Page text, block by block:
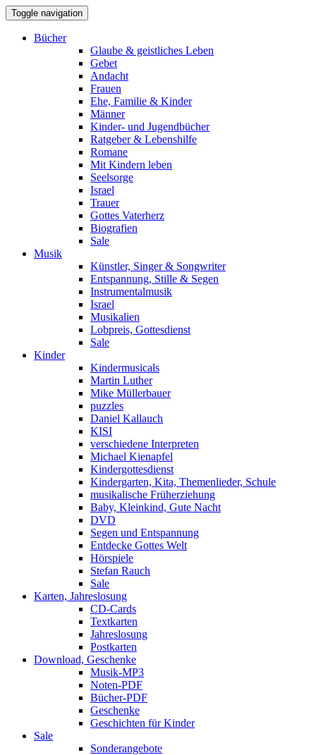
Toggle navigation
Bücher
Glaube & geistliches Leben
Gebet
Andacht
Frauen
Ehe, Familie & Kinder
Männer
Kinder- und Jugendbücher
Ratgeber & Lebenshilfe
Romane
Mit Kindern leben
Seelsorge
Israel
Trauer
Gottes Vaterherz
Biografien
Sale
Musik
Künstler, Singer & Songwriter
Entspannung, Stille & Segen
Instrumentalmusik
Israel
Musikalien
Lobpreis, Gottesdienst
Sale
Kinder
Kindermusicals
Martin Luther
Mike Müllerbauer
puzzles
Daniel Kallauch
KISI
verschiedene Interpreten
Michael Kienapfel
Kindergottesdienst
Kindergarten, Kita, Themenlieder, Schule
musikalische Früherziehung
Baby, Kleinkind, Gute Nacht
DVD
Segen und Entspannung
Entdecke Gottes Welt
Hörspiele
Stefan Rauch
Sale
Karten, Jahreslosung
CD-Cards
Textkarten
Jahreslosung
Postkarten
Download, Geschenke
Musik-MP3
Noten-PDF
Bücher-PDF
Geschenke
Geschichten für Kinder
Sale
Sonderangebote